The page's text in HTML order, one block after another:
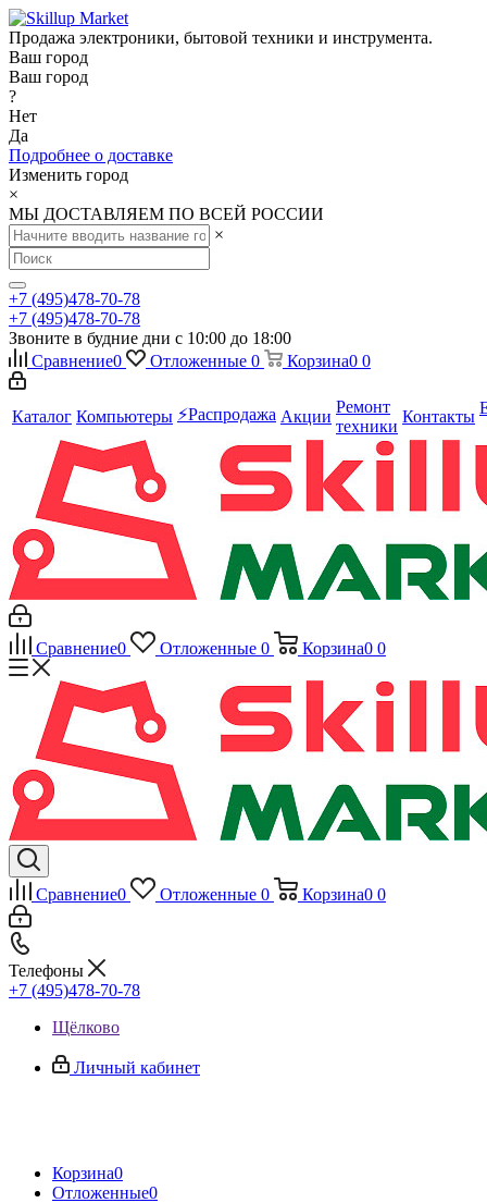
Продажа электроники, бытовой техники и инструмента.
Ваш город
Ваш город
?
Нет
Да
Подробнее о доставке
Изменить город
×
МЫ ДОСТАВЛЯЕМ ПО ВСЕЙ РОССИИ
×
+7 (495)478-70-78
+7 (495)478-70-78
Звоните в будние дни с 10:00 до 18:00
Сравнение0 Отложенные 0 Корзина0 0
Каталог Компьютеры ⚡️Распродажа Акции
Ремонт
техники
Контакты
Сравнение0 Отложенные 0 Корзина0 0
Сравнение0 Отложенные 0 Корзина0 0
Телефоны
+7 (495)478-70-78
Щёлково
Личный кабинет
Корзина0
Отложенные0